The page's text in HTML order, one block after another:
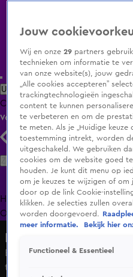
Uitzending Gemist Populaire
ClipsFilmsRadioSmart TV
Volg KIJK
Zoeken
HomeUitzending Gemist
OranjezomerLivestreams
Burgemeester Jaap Velema
toch weer zover'
Jouw
Wij en onze29 partners
technieken om informatie te
van onze website(s), jouw
„Alle cookies accepteren”
trackingtechnologieën
content te kunnen
te verbeteren en om de
te meten. Als je „Huidige keuze
toestemming intrekt, worden
uitgeschakeld. We gebruiken
cookies om de website goed
houden. Je kunt dit menu op
om je keuzes te wijzigen of om
door op de link Cookie-
klikken. Je selecties zullen
worden doorgevoerd.
meer informatie.
Bekijk hier
Functioneel & Essentieel